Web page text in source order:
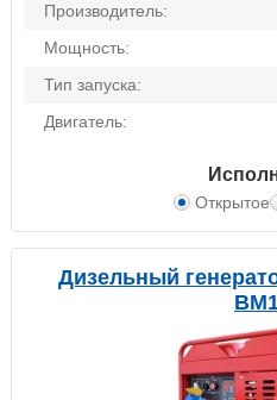
Производитель:
Мощность:
Тип запуска:
Двигатель:
Открытое
Дизельный